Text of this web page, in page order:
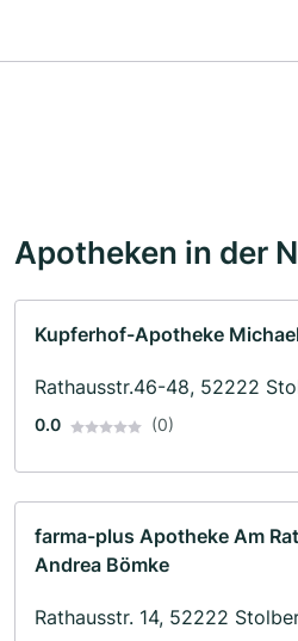
Apotheken in der
Kupferhof-Apotheke
Rathausstr.46-48, 52222
0.0 (0)
farma-plus Apotheke Am
Andrea Bömke
Rathausstr. 14, 52222